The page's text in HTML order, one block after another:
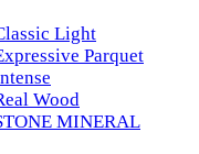
Light
Parquet
Wood
MINERAL